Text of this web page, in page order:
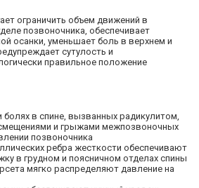
ограничить объем движений в
позвоночника, обеспечивает
осанки, уменьшает боль в верхнем и
сутулость и
правильное положение
болях в спине, вызванных радикулитом,
и грыжами межпозвоночных
позвоночника
ребра жесткости обеспечивают
в грудном и поясничном отделах спины
мягко распределяют давление на